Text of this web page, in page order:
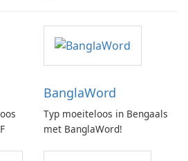
BanglaWord
Typ moeiteloos in Bengaals
met BanglaWord!